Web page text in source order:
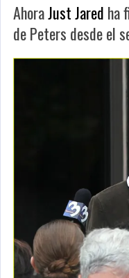
AhoraJust Jared ha
de Peters desde el